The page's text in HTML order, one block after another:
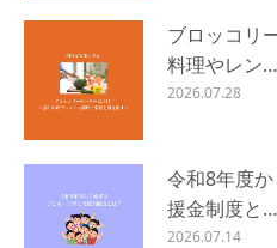
ブロッコリ
料理やレン…
2026.07.28
令和8年度
援金制度と…
2026.07.14